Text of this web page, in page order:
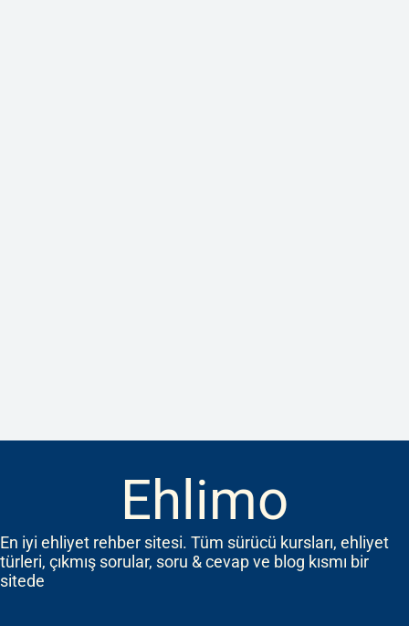
Ehlimo
En iyi ehliyet rehber sitesi. Tüm sürücü kursları, ehliyet
türleri, çıkmış sorular, soru & cevap ve blog kısmı bir
sitede